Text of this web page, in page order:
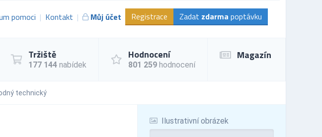
pomoci Kontakt Můj účet Registrace Zadat zdarma poptávku
Tržiště
177 144 nabídek
Hodnocení
801 259 hodnocení
Magazín
technický
Ilustrativní obrázek